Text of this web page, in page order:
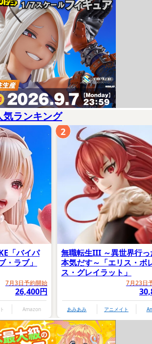
気ランキング
「バイパ
・ラブ」
7月3日予約開始
26,400円
Amazon
無職転生III ～異世界行っ
本気だす～「エリス・ボ
ス・グレイラット」
7月23日
あみあみ アニメイト
2